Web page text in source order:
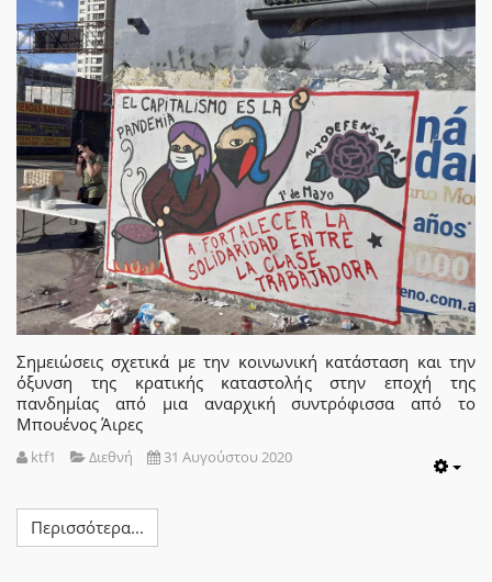
Σημειώσεις σχετικά με την κοινωνική κατάσταση και την
όξυνση της κρατικής καταστολής στην εποχή της
πανδημίας από μια αναρχική συντρόφισσα από το
Μπουένος Άιρες
ktf1 Διεθνή 31 Αυγούστου 2020
Περισσότερα...